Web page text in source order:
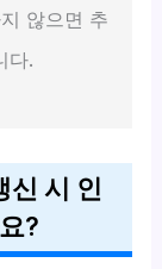
않으면 추
다.
신 시 인
?